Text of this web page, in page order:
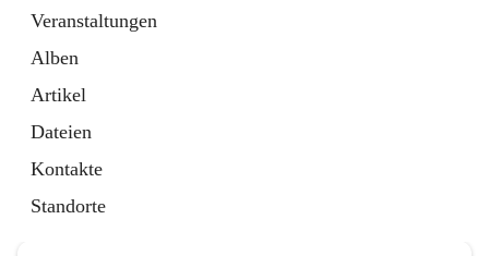
Veranstaltungen
Alben
Artikel
Dateien
Kontakte
Standorte